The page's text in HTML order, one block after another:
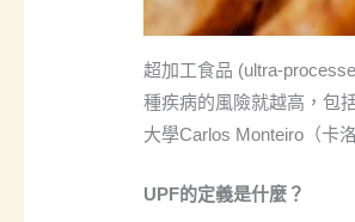
超加工食品 (ultra-
種疾病的風險就越高，包
大學Carlos Monteiro（卡
UPF的定義是什麼？